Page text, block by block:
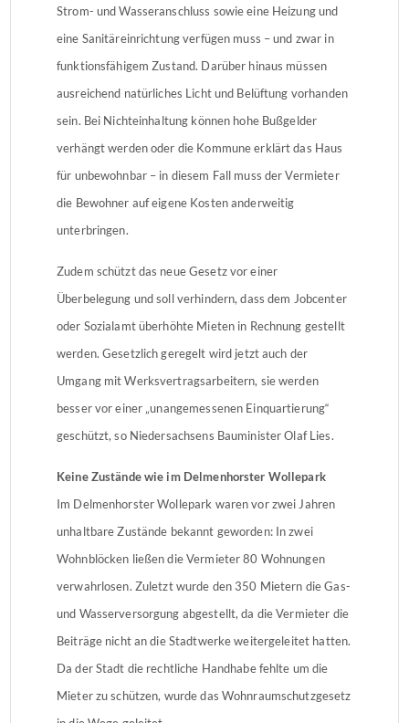
Strom- und Wasseranschluss sowie eine Heizung und
eine Sanitäreinrichtung verfügen muss – und zwar in
funktionsfähigem Zustand. Darüber hinaus müssen
ausreichend natürliches Licht und Belüftung vorhanden
sein. Bei Nichteinhaltung können hohe Bußgelder
verhängt werden oder die Kommune erklärt das Haus
für unbewohnbar – in diesem Fall muss der Vermieter
die Bewohner auf eigene Kosten anderweitig
unterbringen.
Zudem schützt das neue Gesetz vor einer
Überbelegung und soll verhindern, dass dem Jobcenter
oder Sozialamt überhöhte Mieten in Rechnung gestellt
werden. Gesetzlich geregelt wird jetzt auch der
Umgang mit Werksvertragsarbeitern, sie werden
besser vor einer „unangemessenen Einquartierung“
geschützt, so Niedersachsens Bauminister Olaf Lies.
Keine Zustände wie im Delmenhorster Wollepark
Im Delmenhorster Wollepark waren vor zwei Jahren
unhaltbare Zustände bekannt geworden: In zwei
Wohnblöcken ließen die Vermieter 80 Wohnungen
verwahrlosen. Zuletzt wurde den 350 Mietern die Gas-
und Wasserversorgung abgestellt, da die Vermieter die
Beiträge nicht an die Stadtwerke weitergeleitet hatten.
Da der Stadt die rechtliche Handhabe fehlte um die
Mieter zu schützen, wurde das Wohnraumschutzgesetz